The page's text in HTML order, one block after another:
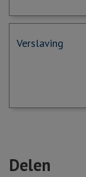
Verslaving
Delen